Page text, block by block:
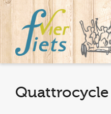
Quattrocycle